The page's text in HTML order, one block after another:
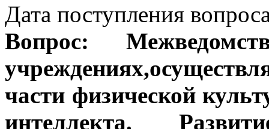
Дата поступления
Вопрос:
части физической
интеллекта.